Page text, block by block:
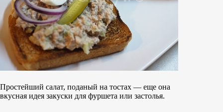
Простейший салат, поданый на тостах — еще она
вкусная идея закуски для фуршета или застолья.